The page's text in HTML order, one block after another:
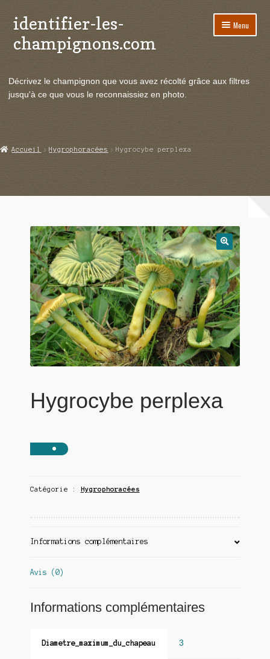
Aller
à
la
Aller
au
contenu
identifier-les-
champignons.com
Menu
le
Actualités
Echanges et contacts
Décrivez le champignon que vous avez récolté grâce aux filtres
jusqu'à ce que vous le reconnaissiez en photo.
Accueil Hygrophoracées Hygrocybe perplexa
Hygrocybe perplexa
Catégorie : Hygrophoracées
Informations complémentaires
Avis (0)
Informations complémentaires
Diametre_maximum_du_chapeau 3